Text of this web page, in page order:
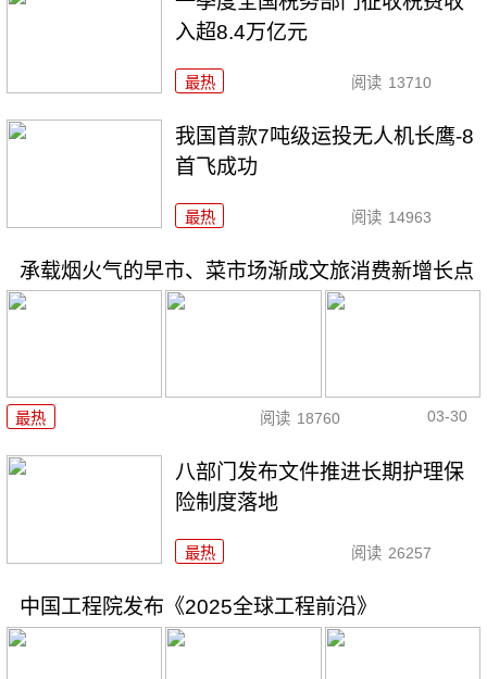
入超8.4万亿元
最热 阅读 13710
我国首款7吨级运投无人机长鹰-8
首飞成功
最热 阅读 14963
承载烟火气的早市、菜市场渐成文旅消费新增长点
最热 阅读 18760 03-30
八部门发布文件推进长期护理保
险制度落地
最热 阅读 26257
中国工程院发布《2025全球工程前沿》